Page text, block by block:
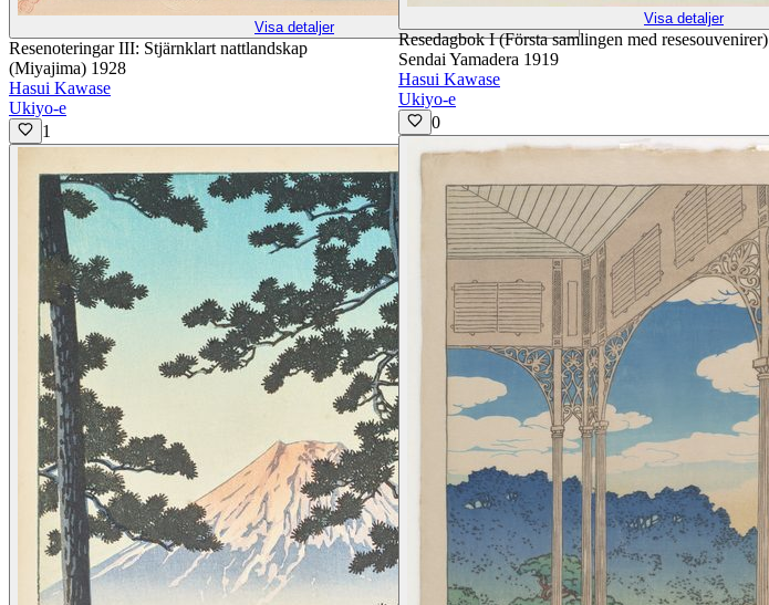
Visa detaljer
Resenoteringar III: Stjärnklart nattlandskap
(Miyajima) 1928
Hasui Kawase
Ukiyo-e
1
Visa detaljer
Resedagbok I (Första samlingen med resesouvenirer)
Sendai Yamadera 1919
Hasui Kawase
Ukiyo-e
0